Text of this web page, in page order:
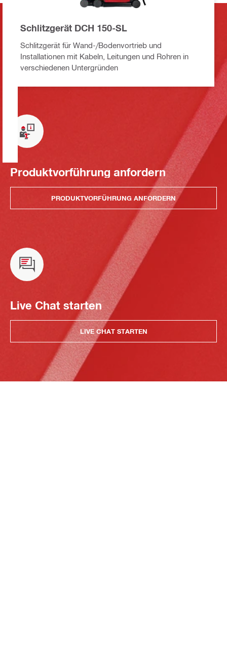
Schlitzgerät DCH 150-SL
Schlitzgerät für Wand-/Bodenvortrieb und
Installationen mit Kabeln, Leitungen und Rohren in
verschiedenen Untergründen
Produktvorführung anfordern
PRODUKTVORFÜHRUNG ANFORDERN
Live Chat starten
LIVE CHAT STARTEN